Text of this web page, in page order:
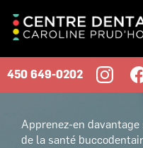
450 649-0202
Apprenez-en
de la santé